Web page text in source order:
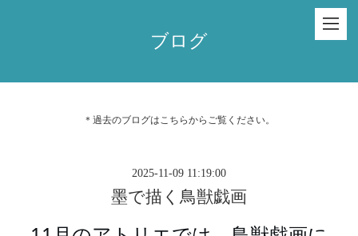
ブログ
＊過去のブログはこちらからご覧ください。
2025-11-09 11:19:00
墨で描く鳥獣戯画